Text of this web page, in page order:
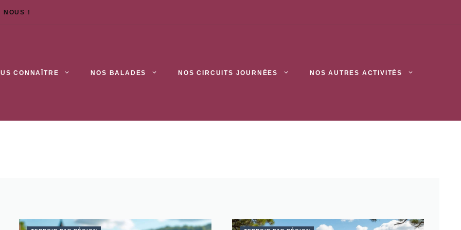
NOUS !
CONNAÎTRE NOS BALADES NOS CIRCUITS JOURNÉES NOS AUTRES ACTIVITÉS